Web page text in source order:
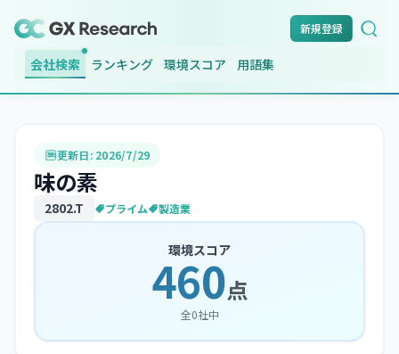
新規登録
会社検索 ランキング 環境スコア 用語集
更新日: 2026/7/29
味の素
2802.T プライム 製造業
環境スコア
460点
全0社中